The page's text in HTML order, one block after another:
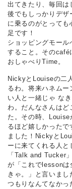
出てきたり、毎回は
後でもしっかりデザ
に乗るのがとって
足です！
ショッピングモー
すること。そのcafé
おしゃべりTime。
NickyとLouiseの二
るわ。将来ハネム
い人と一緒じゃ な
わ。だんなさんはど
た。その時、Louise
るほど嬉しかった
ました！Nickyと
ーに来てくれる人と
「Talk and Tucker
が「これでlessonは
きゃ。」と言いまし
つもりなんてなか